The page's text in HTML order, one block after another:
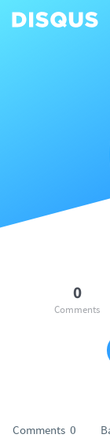
Comments 0
0
Comments